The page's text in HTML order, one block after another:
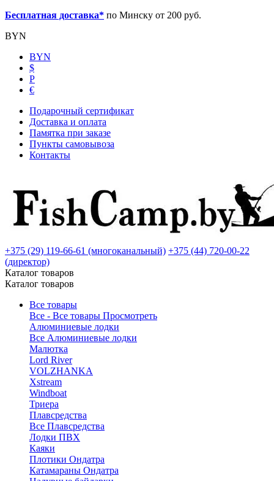
Бесплатная доставка* по Минску от 200 руб.
BYN
BYN
$
Р
€
Подарочный сертификат
Доставка и оплата
Памятка при заказе
Пункты самовывоза
Контакты
+375 (29) 119-66-61 (многоканальный) +375 (44) 720-00-22
(директор)
Каталог товаров
Каталог товаров
Все товары
Все - Все товары Просмотреть
Алюминиевые лодки
Все Алюминиевые лодки
Малютка
Lord River
VOLZHANKA
Xstream
Windboat
Триера
Плавсредства
Все Плавсредства
Лодки ПВХ
Каяки
Плотики Ондатра
Катамараны Ондатра